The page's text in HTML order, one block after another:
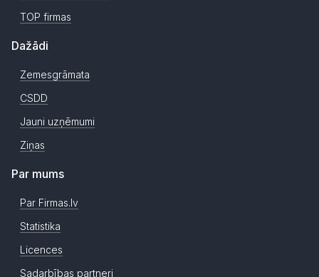
TOP firmas
Dažādi
Zemesgrāmata
CSDD
Jauni uzņēmumi
Ziņas
Par mums
Par Firmas.lv
Statistika
Licences
Sadarbības partneri